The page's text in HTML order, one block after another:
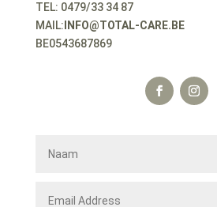
TEL: 0479/33 34 87
MAIL: INFO@TOTAL-CARE.BE
BE0543687869